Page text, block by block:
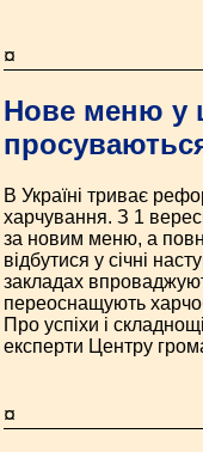
¤
Нове меню у
В Україні триває
харчування. З 1
за новим меню, а
відбутися у січні
закладах
переоснащують
Про успіхи і
експерти Центру
¤